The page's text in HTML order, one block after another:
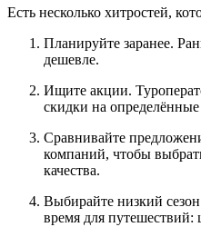
Есть несколько хитростей,
Планируйте заранее.
дешевле.
Ищите акции.
скидки на
Сравнивайте
компаний, чтобы
качества.
Выбирайте низкий
время для